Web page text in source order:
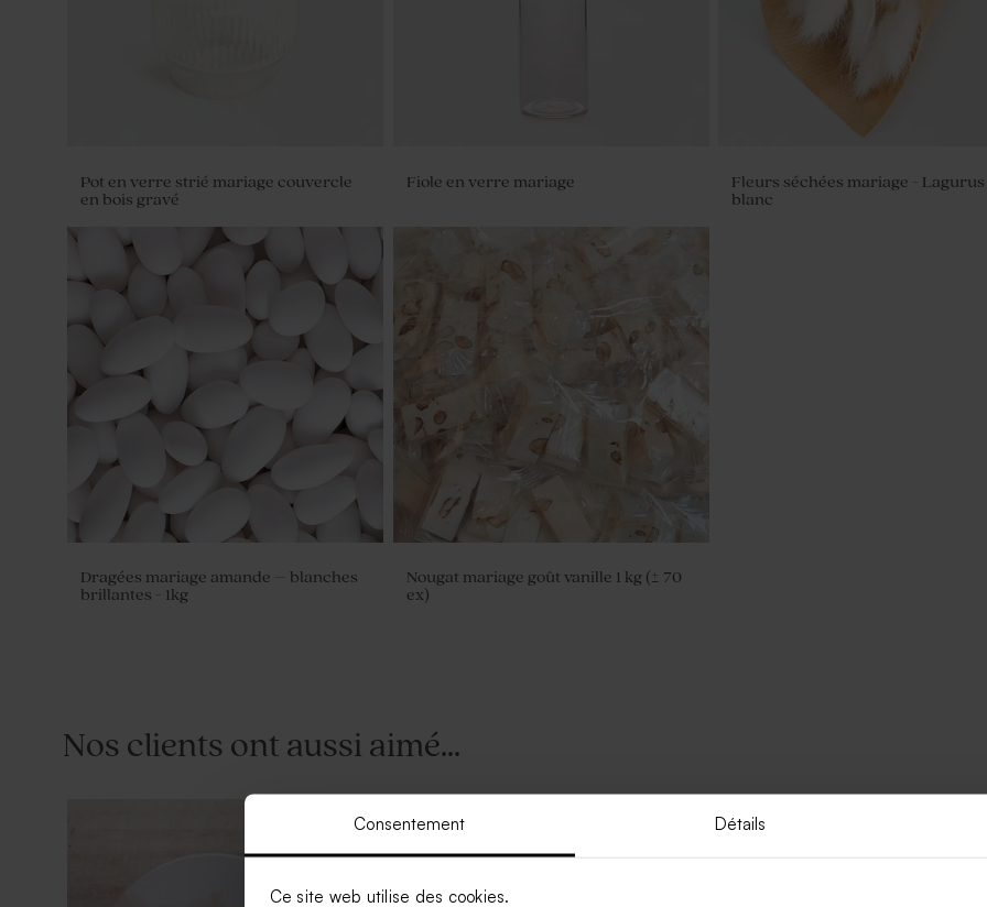
Consentement Détails
Ce site web utilise des cookies.
Pot en verre strié mariage couvercle
en bois gravé
Fiole en verre mariage
Fleurs séchées mariage - Lagurus
blanc
Dragées mariage amande – blanches
brillantes - 1kg
Nougat mariage goût vanille 1 kg (± 70
ex)
Nos clients ont aussi aimé...